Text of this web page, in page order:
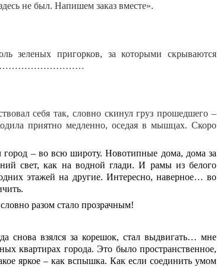
не был. Напишем заказ вместе».
зеленых пригорков, за которыми скрываются
себя так, словно скинул груз прошедшего –
приятно медленно, оседая в мышцах. Скоро
город – во всю широту. Новотипные дома, дома за
свет, как на водной глади. И рамы из белого
этажей на другие. Интересно, наверное… во
разом стало прозрачным!
снова взялся за корешок, стал выдвигать… мне
квартирах города. Это было пространственное,
яркое – как вспышка. Как если соединить умом